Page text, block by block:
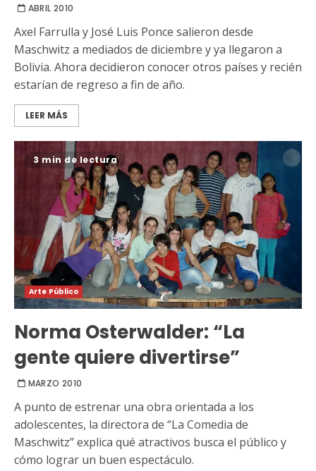
ABRIL 2010
Axel Farrulla y José Luis Ponce salieron desde
Maschwitz a mediados de diciembre y ya llegaron a
Bolivia. Ahora decidieron conocer otros países y recién
estarían de regreso a fin de año.
LEER MÁS
3 min de lectura
Arte Público
Norma Osterwalder: “La
gente quiere divertirse”
MARZO 2010
A punto de estrenar una obra orientada a los
adolescentes, la directora de “La Comedia de
Maschwitz” explica qué atractivos busca el público y
cómo lograr un buen espectáculo.